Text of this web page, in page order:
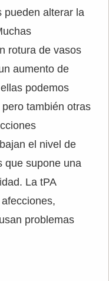
pueden alterar la
rotura de vasos
aumento de
podemos
también otras
el nivel de
que supone una
La tPA
problemas